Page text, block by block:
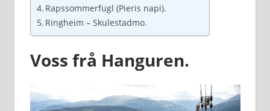
Rapssommerfugl (Pieris napi).
Ringheim – Skulestadmo.
Voss frå Hanguren.